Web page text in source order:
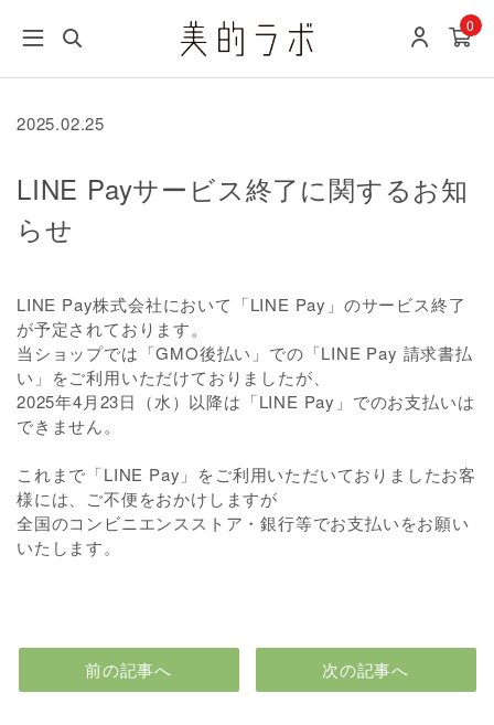
0
2025.02.25
LINE Payサービス終了に関するお知
らせ
LINE Pay株式会社において「LINE Pay」のサービス終了
が予定されております。
当ショップでは「GMO後払い」での「LINE Pay 請求書払
い」をご利用いただけておりましたが、
2025年4月23日（水）以降は「LINE Pay」でのお支払いは
できません。
これまで「LINE Pay」をご利用いただいておりましたお客
様には、ご不便をおかけしますが
全国のコンビニエンスストア・銀行等でお支払いをお願い
いたします。
前の記事へ 次の記事へ